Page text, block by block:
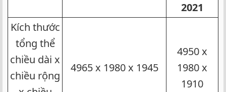
2021
Kích thước
tổng thể
chiều dài x
chiều rộng
4965 x 1980 x 1945​
4950 x
1980 x
1910​